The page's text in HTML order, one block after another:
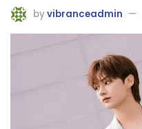
byvibranceadmin